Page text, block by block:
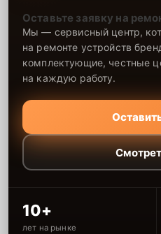
Оставьте заявку на
Мы — сервисный центр,
на ремонте устройств
комплектующие, честные
на каждую работу.
10+
лет на рынке